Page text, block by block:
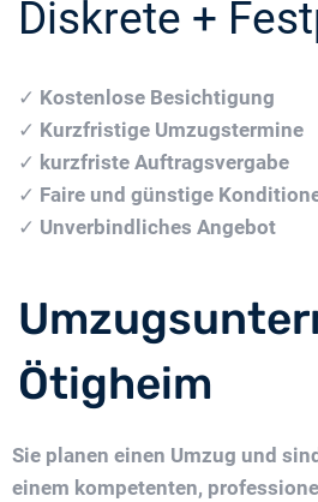
Diskrete +
✓ Kostenlose Besichtigung
✓ Kurzfristige Umzugstermine
✓ kurzfriste Auftragsvergabe
✓ Faire und günstige
✓ Unverbindliches Angebot
Ötigheim
Sie planen einen Umzug und
einem kompetenten,